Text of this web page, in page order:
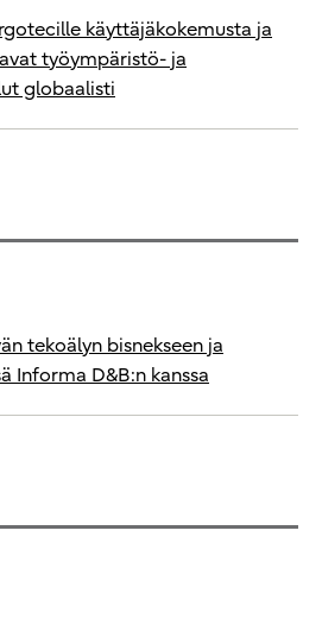
käyttäjäkokemusta ja
työympäristö- ja
globaalisti
tekoälyn bisnekseen ja
Informa D&B:n kanssa